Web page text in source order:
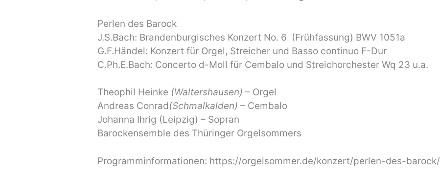
Perlen des Barock
J.S.Bach: Brandenburgisches Konzert No. 6 (Frühfassung) BWV 1051a
G.F.Händel: Konzert für Orgel, Streicher und Basso continuo F-Dur
C.Ph.E.Bach: Concerto d-Moll für Cembalo und Streichorchester Wq 23 u.a.
Theophil Heinke (Waltershausen) – Orgel
Andreas Conrad(Schmalkalden) – Cembalo
Johanna Ihrig (Leipzig) – Sopran
Barockensemble des Thüringer Orgelsommers
Programminformationen: https://orgelsommer.de/konzert/perlen-des-barock/